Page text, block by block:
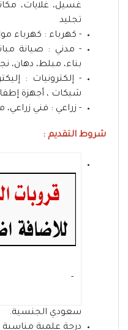
غسيل، غلايات،
تجليد
- كهرباء : كهرباء
- مدني : صيانة
بناء، مبلط، دهان،
- إلكترونيات :
شبكات ، أجهزة
- زراعي : فني
شروط التقديم :
- ‏
سعودي الجنسية.
درجة علمية مناسبة